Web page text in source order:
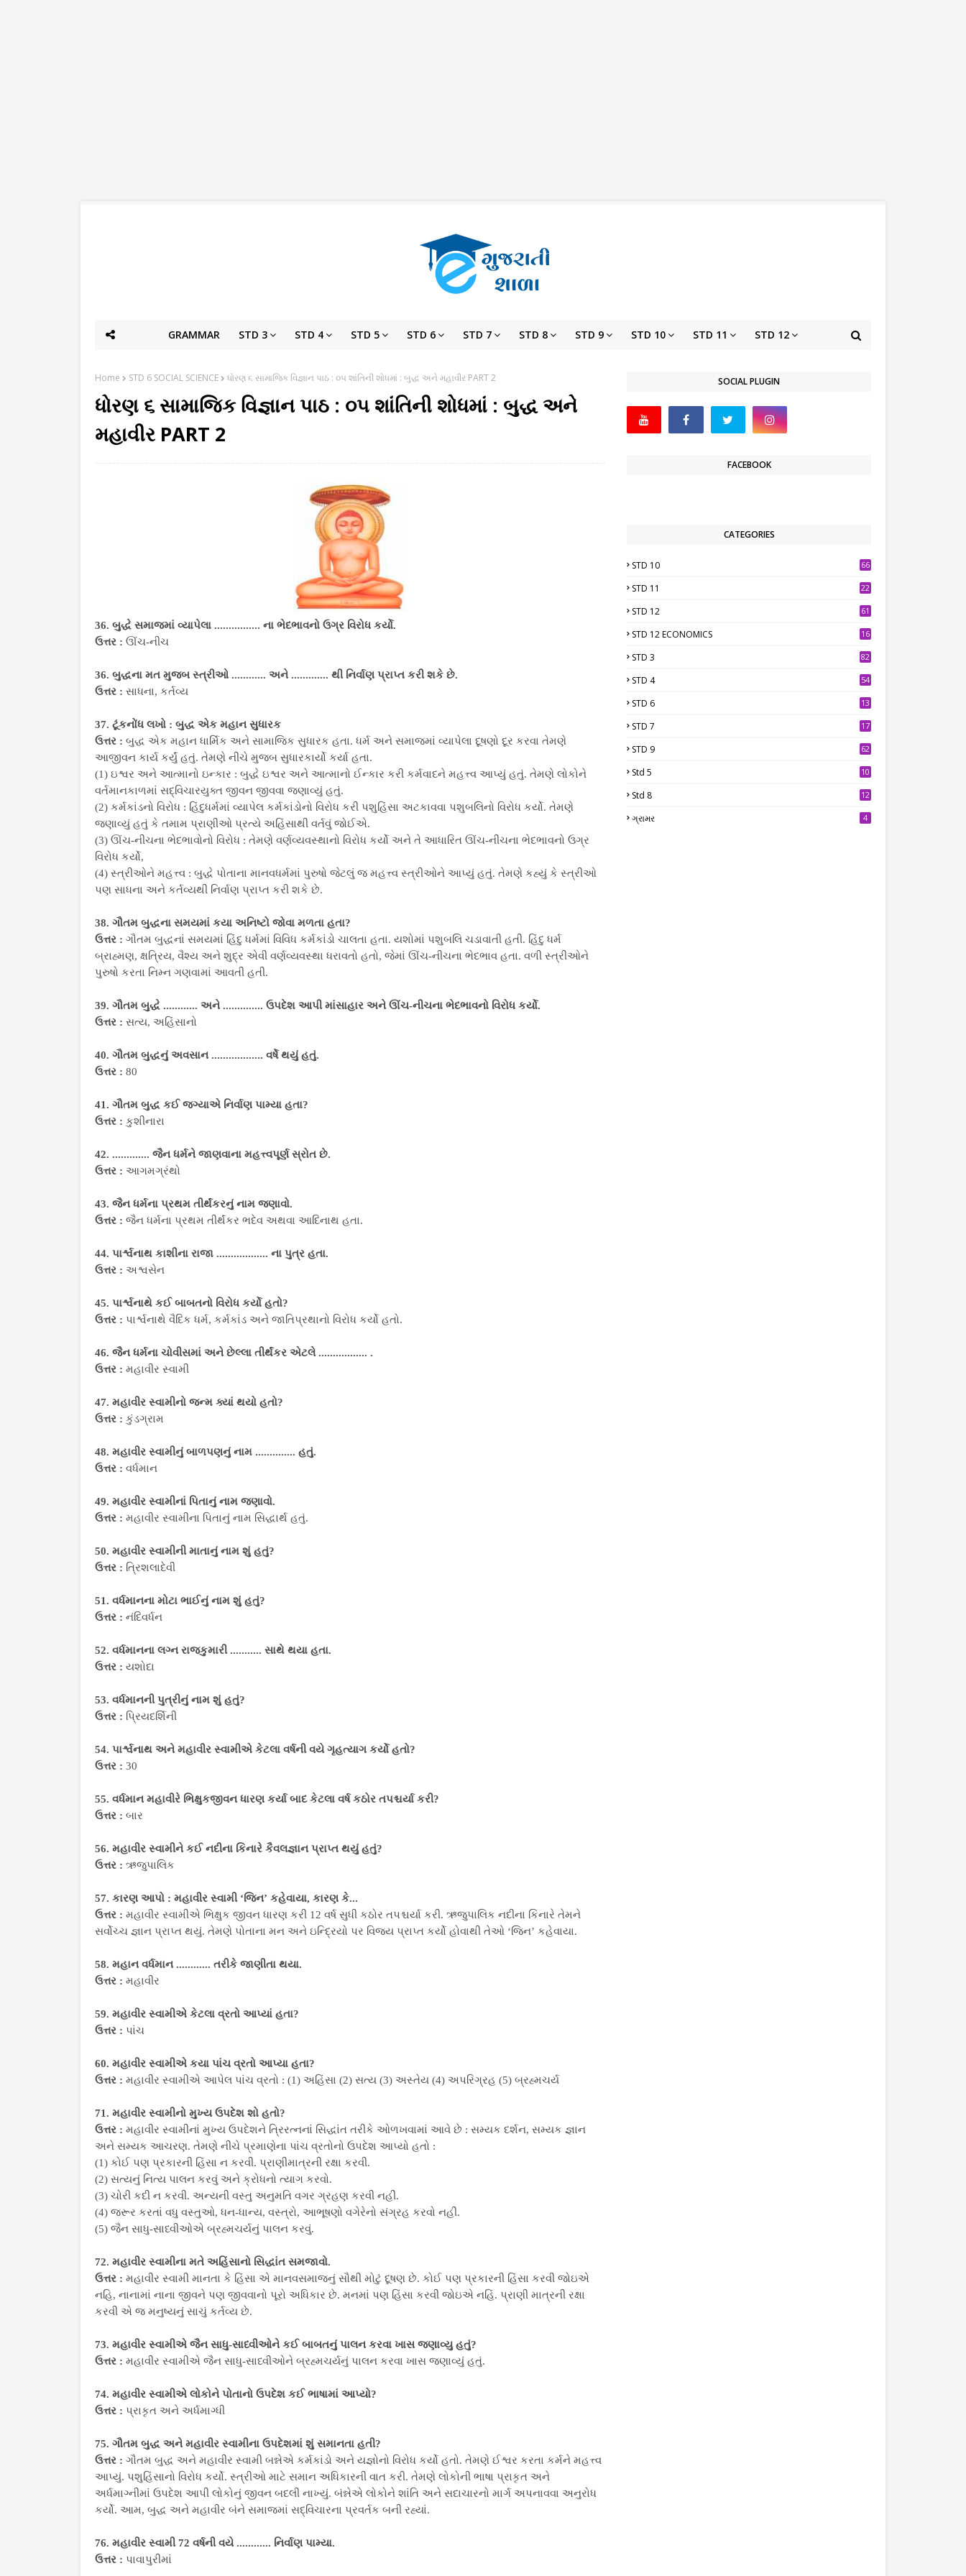
GRAMMAR STD 3 STD 4 STD 5 STD 6 STD 7 STD 8 STD 9 STD 10 STD 11 STD 12
Home STD 6 SOCIAL SCIENCE ધોરણ ૬ સામાજિક વિજ્ઞાન પાઠ : ૦૫ શાંતિની શોધમાં : બુદ્ધ અને મહાવીર PART 2
ધોરણ ૬ સામાજિક વિજ્ઞાન પાઠ : ૦૫ શાંતિની શોધમાં : બુદ્ધ અને
મહાવીર PART 2
36. બુદ્ધે સમાજમાં વ્યાપેલા ................ ના ભેદભાવનો ઉગ્ર વિરોધ કર્યો.
ઉત્તર : ઊંચ-નીચ
36. બુદ્ધના મત મુજબ સ્ત્રીઓ ............ અને ............. થી નિર્વાણ પ્રાપ્ત કરી શકે છે.
ઉત્તર : સાધના, કર્તવ્ય
37. ટૂંકનોંધ લખો : બુદ્ધ એક મહાન સુધારક
ઉત્તર : બુદ્ધ એક મહાન ધાર્મિક અને સામાજિક સુધારક હતા. ધર્મ અને સમાજમાં વ્યાપેલા દૂષણો દૂર કરવા તેમણે
આજીવન કાર્ય કર્યું હતું. તેમણે નીચે મુજબ સુધારકાર્યો કર્યા હતા.
(1) ઇશ્વર અને આત્માનો ઇન્કાર : બુદ્ધે ઇશ્વર અને આત્માનો ઈન્કાર કરી કર્મવાદને મહત્ત્વ આપ્યું હતું. તેમણે લોકોને
વર્તમાનકાળમાં સદ્વિચારયુક્ત જીવન જીવવા જણાવ્યું હતું.
(2) કર્મકાંડનો વિરોધ : હિંદુધર્મમાં વ્યાપેલ કર્મકાંડોનો વિરોધ કરી પશુહિંસા અટકાવવા પશુબલિનો વિરોધ કર્યો. તેમણે
જણાવ્યું હતું કે તમામ પ્રાણીઓ પ્રત્યે અહિંસાથી વર્તવું જોઈએ.
(3) ઊંચ-નીચના ભેદભાવોનો વિરોધ : તેમણે વર્ણવ્યવસ્થાનો વિરોધ કર્યો અને તે આધારિત ઊંચ-નીચના ભેદભાવનો ઉગ્ર
વિરોધ કર્યો,
(4) સ્ત્રીઓને મહત્ત્વ : બુદ્ધે પોતાના માનવધર્મમાં પુરુષો જેટલું જ મહત્ત્વ સ્ત્રીઓને આપ્યું હતું. તેમણે કહ્યું કે સ્ત્રીઓ
પણ સાધના અને કર્તવ્યથી નિર્વાણ પ્રાપ્ત કરી શકે છે.
38. ગૌતમ બુદ્ધના સમયમાં કયા અનિષ્ટો જોવા મળતા હતા?
ઉત્તર : ગૌતમ બુદ્ધનાં સમયમાં હિંદુ ધર્મમાં વિવિધ કર્મકાંડો ચાલતા હતા. યશોમાં પશુબલિ ચડાવાતી હતી. હિંદુ ધર્મ
બ્રાહ્મણ, ક્ષત્રિય, વૈશ્ય અને શુદ્ર એવી વર્ણવ્યવસ્થા ધરાવતો હતો, જેમાં ઊંચ-નીચના ભેદભાવ હતા. વળી સ્ત્રીઓને
પુરુષો કરતા નિમ્ન ગણવામાં આવતી હતી.
39. ગૌતમ બુદ્ધે ............ અને .............. ઉપદેશ આપી માંસાહાર અને ઊંચ-નીચના ભેદભાવનો વિરોધ કર્યો.
ઉત્તર : સત્ય, અહિંસાનો
40. ગૌતમ બુદ્ધનું અવસાન .................. વર્ષે થયું હતું.
ઉત્તર : 80
41. ગૌતમ બુદ્ધ કઈ જગ્યાએ નિર્વાણ પામ્યા હતા?
ઉત્તર : કુશીનારા
42. ............. જૈન ધર્મને જાણવાના મહત્ત્વપૂર્ણ સ્રોત છે.
ઉત્તર : આગમગ્રંથો
43. જૈન ધર્મના પ્રથમ તીર્થંકરનું નામ જણાવો.
ઉત્તર : જૈન ધર્મના પ્રથમ તીર્થંકર ભદેવ અથવા આદિનાથ હતા.
44. પાર્શ્વનાથ કાશીના રાજા .................. ના પુત્ર હતા.
ઉત્તર : અશ્વસેન
45. પાર્શ્વનાથે કઈ બાબતનો વિરોધ કર્યો હતો?
ઉત્તર : પાર્શ્વનાથે વૈદિક ધર્મ, કર્મકાંડ અને જાતિપ્રથાનો વિરોધ કર્યો હતો.
46. જૈન ધર્મના ચોવીસમાં અને છેલ્લા તીર્થંકર એટલે ................. .
ઉત્તર : મહાવીર સ્વામી
47. મહાવીર સ્વામીનો જન્મ ક્યાં થયો હતો?
ઉત્તર : કુંડગ્રામ
48. મહાવીર સ્વામીનું બાળપણનું નામ .............. હતું.
ઉત્તર : વર્ધમાન
49. મહાવીર સ્વામીનાં પિતાનું નામ જણાવો.
ઉત્તર : મહાવીર સ્વામીના પિતાનું નામ સિદ્ધાર્થ હતું.
50. મહાવીર સ્વામીની માતાનું નામ શું હતું?
ઉત્તર : ત્રિશલાદેવી
51. વર્ધમાનના મોટા ભાઈનું નામ શું હતું?
ઉત્તર : નંદિવર્ધન
52. વર્ધમાનના લગ્ન રાજકુમારી ........... સાથે થયા હતા.
ઉત્તર : યશોદા
53. વર્ધમાનની પુત્રીનું નામ શું હતું?
ઉત્તર : પ્રિયદર્શિની
54. પાર્શ્વનાથ અને મહાવીર સ્વામીએ કેટલા વર્ષની વયે ગૃહત્યાગ કર્યો હતો?
ઉત્તર : 30
55. વર્ધમાન મહાવીરે ભિક્ષુકજીવન ધારણ કર્યા બાદ કેટલા વર્ષ કઠોર તપશ્ચર્યા કરી?
ઉત્તર : બાર
56. મહાવીર સ્વામીને કઈ નદીના કિનારે કૈવલજ્ઞાન પ્રાપ્ત થયું હતું?
ઉત્તર : ઋજુપાલિક
57. કારણ આપો : મહાવીર સ્વામી ‘જિન’ કહેવાયા, કારણ કે...
ઉત્તર : મહાવીર સ્વામીએ ભિક્ષુક જીવન ધારણ કરી 12 વર્ષ સુધી કઠોર તપશ્ચર્યા કરી. ઋજુપાલિક નદીના કિનારે તેમને
સર્વોચ્ચ જ્ઞાન પ્રાપ્ત થયું. તેમણે પોતાના મન અને ઇન્દ્રિયો પર વિજય પ્રાપ્ત કર્યો હોવાથી તેઓ ‘જિન’ કહેવાયા.
58. મહાન વર્ધમાન ............ તરીકે જાણીતા થયા.
ઉત્તર : મહાવીર
59. મહાવીર સ્વામીએ કેટલા વ્રતો આપ્યાં હતા?
ઉત્તર : પાંચ
60. મહાવીર સ્વામીએ કયા પાંચ વ્રતો આપ્યા હતા?
ઉત્તર : મહાવીર સ્વામીએ આપેલ પાંચ વ્રતો : (1) અહિંસા (2) સત્ય (3) અસ્તેય (4) અપરિગ્રહ (5) બ્રહ્મચર્ય
71. મહાવીર સ્વામીનો મુખ્ય ઉપદેશ શો હતો?
ઉત્તર : મહાવીર સ્વામીનાં મુખ્ય ઉપદેશને ત્રિરત્નનાં સિદ્ધાંત તરીકે ઓળખવામાં આવે છે : સમ્યક દર્શન, સમ્યક જ્ઞાન
અને સમ્યક આચરણ. તેમણે નીચે પ્રમાણેના પાંચ વ્રતોનો ઉપદેશ આપ્યો હતો :
(1) કોઈ પણ પ્રકારની હિંસા ન કરવી. પ્રાણીમાત્રની રક્ષા કરવી.
(2) સત્યનું નિત્ય પાલન કરવું અને ક્રોધનો ત્યાગ કરવો.
(3) ચોરી કદી ન કરવી. અન્યની વસ્તુ અનુમતિ વગર ગ્રહણ કરવી નહીં.
(4) જરૂર કરતાં વધુ વસ્તુઓ, ધન-ધાન્ય, વસ્ત્રો, આભૂષણો વગેરેનો સંગ્રહ કરવો નહીં.
(5) જૈન સાધુ-સાધ્વીઓએ બ્રહ્મચર્યનું પાલન કરવું.
72. મહાવીર સ્વામીના મતે અહિંસાનો સિદ્ધાંત સમજાવો.
ઉત્તર : મહાવીર સ્વામી માનતા કે હિંસા એ માનવસમાજનું સૌથી મોટું દૂષણ છે. કોઈ પણ પ્રકારની હિંસા કરવી જોઇએ
નહિ, નાનામાં નાના જીવને પણ જીવવાનો પૂરો અધિકાર છે. મનમાં પણ હિંસા કરવી જોઇએ નહિં. પ્રાણી માત્રની રક્ષા
કરવી એ જ મનુષ્યનું સાચું કર્તવ્ય છે.
73. મહાવીર સ્વામીએ જૈન સાધુ-સાધ્વીઓને કઈ બાબતનું પાલન કરવા ખાસ જણાવ્યુ હતું?
ઉત્તર : મહાવીર સ્વામીએ જૈન સાધુ-સાધ્વીઓને બ્રહ્મચર્યનું પાલન કરવા ખાસ જણાવ્યું હતું.
74. મહાવીર સ્વામીએ લોકોને પોતાનો ઉપદેશ કઈ ભાષામાં આપ્યો?
ઉત્તર : પ્રાકૃત અને અર્ધમાગ્ધી
75. ગૌતમ બુદ્ધ અને મહાવીર સ્વામીના ઉપદેશમાં શું સમાનતા હતી?
ઉત્તર : ગૌતમ બુદ્ધ અને મહાવીર સ્વામી બન્નેએ કર્મકાંડો અને યજ્ઞોનો વિરોધ કર્યો હતો. તેમણે ઈશ્વર કરતા કર્મને મહત્ત્વ
આપ્યું. પશુહિંસાનો વિરોધ કર્યો. સ્ત્રીઓ માટે સમાન અધિકારની વાત કરી. તેમણે લોકોની ભાષા પ્રાકૃત અને
અર્ધમાગ્નીમાં ઉપદેશ આપી લોકોનું જીવન બદલી નાખ્યું. બંન્નેએ લોકોને શાંતિ અને સદાચારનો માર્ગ અપનાવવા અનુરોધ
કર્યો. આમ, બુદ્ધ અને મહાવીર બંને સમાજમાં સદ્વિચારના પ્રવર્તક બની રહ્યાં.
76. મહાવીર સ્વામી 72 વર્ષની વયે ............ નિર્વાણ પામ્યા.
ઉત્તર : પાવાપુરીમાં
SOCIAL PLUGIN
FACEBOOK
CATEGORIES
STD 10 66
STD 11 22
STD 12 61
STD 12 ECONOMICS 16
STD 3 82
STD 4 54
STD 6
13
STD 7
17
STD 9 62
Std 5
10
Std 8
12
ગ્રામર 4